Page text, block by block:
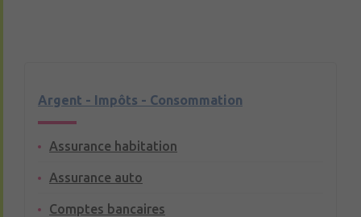
Argent - Impôts - Consommation
Assurance habitation
Assurance auto
Comptes bancaires